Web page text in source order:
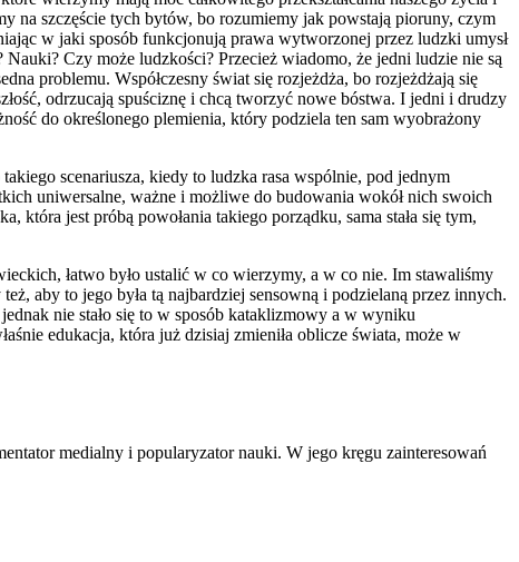
na szczęście tych bytów, bo rozumiemy jak powstają pioruny, czym
w jaki sposób funkcjonują prawa wytworzonej przez ludzki umysł
Czy może ludzkości? Przecież wiadomo, że jedni ludzie nie są
problemu. Współczesny świat się rozjeżdża, bo rozjeżdżają się
odrzucają spuściznę i chcą tworzyć nowe bóstwa. I jedni i drudzy
do określonego plemienia, który podziela ten sam wyobrażony
scenariusza, kiedy to ludzka rasa wspólnie, pod jednym
uniwersalne, ważne i możliwe do budowania wokół nich swoich
jest próbą powołania takiego porządku, sama stała się tym,
łatwo było ustalić w co wierzymy, a w co nie. Im stawaliśmy
aby to jego była tą najbardziej sensowną i podzielaną przez innych.
nie stało się to w sposób kataklizmowy a w wyniku
edukacja, która już dzisiaj zmieniła oblicze świata, może w
medialny i popularyzator nauki. W jego kręgu zainteresowań